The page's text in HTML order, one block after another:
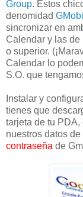
Group. Estos
denomidad
sincronizar en
Calendar y las
o superior.
Calendar lo
S.O. que
Instalar y
tienes que
tarjeta de tu
nuestros datos
contraseña de